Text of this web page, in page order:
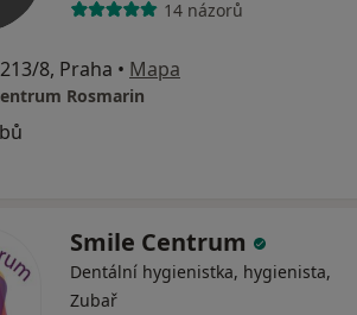
14 názorů
8, Praha • Mapa
Rosmarin
Smile Centrum
Dentální hygienistka, hygienista,
Zubař